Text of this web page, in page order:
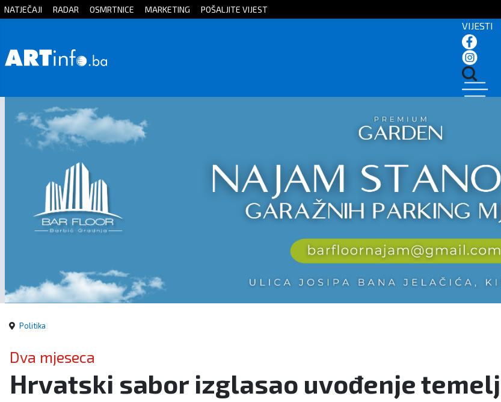
Početna
Sport
Kultura
Crna
kronika
Politika
NATJEČAJI RADAR OSMRTNICE MARKETING POŠALJITE VIJEST
VIJESTI
Politika
Dva mjeseca
Hrvatski sabor izglasao uvođenje